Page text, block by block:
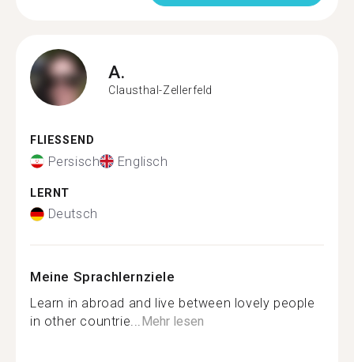
A.
Clausthal-Zellerfeld
FLIESSEND
Persisch Englisch
LERNT
Deutsch
Meine Sprachlernziele
Learn in abroad and live between lovely people
in other countrie...Mehr lesen